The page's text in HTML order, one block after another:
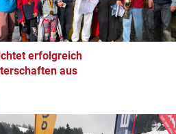
erfolgreich
aus